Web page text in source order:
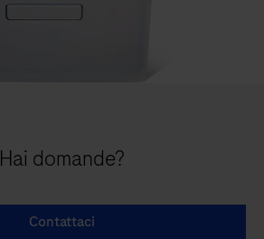
Hai domande?
Contattaci